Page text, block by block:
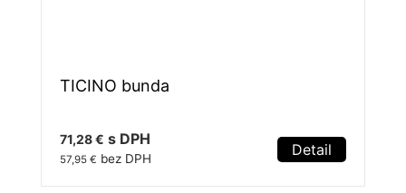
TICINO bunda
71,28 € s DPH
57,95 € bez DPH Detail